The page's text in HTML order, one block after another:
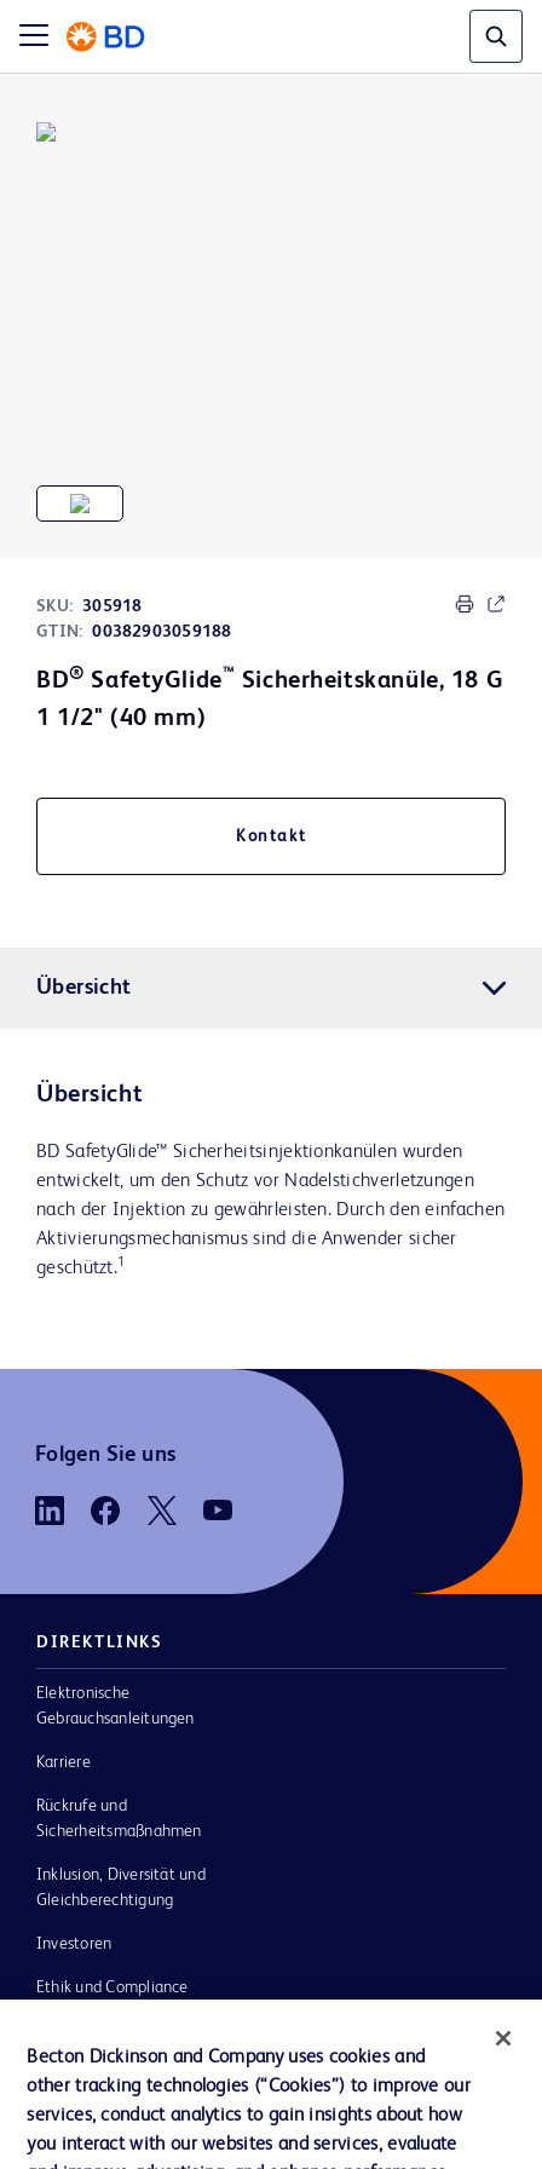
SKU: 305918
GTIN: 00382903059188
BD® SafetyGlide™ Sicherheitskanüle, 18 G
1 1/2" (40 mm)
Kontakt
Übersicht
Übersicht
BD SafetyGlide™ Sicherheitsinjektionkanülen wurden
entwickelt, um den Schutz vor Nadelstichverletzungen
nach der Injektion zu gewährleisten. Durch den einfachen
Aktivierungsmechanismus sind die Anwender sicher
geschützt.1
Folgen Sie uns
DIREKTLINKS
Elektronische
Gebrauchsanleitungen
Karriere
Rückrufe und
Sicherheitsmaßnahmen
Inklusion, Diversität und
Gleichberechtigung
Investoren
Ethik und Compliance
Neuigkeiten, Medien und Blogs
Support
Unser Unternehmen
Becton Dickinson and Company uses cookies and
other tracking technologies (“Cookies”) to improve our
services, conduct analytics to gain insights about how
you interact with our websites and services, evaluate